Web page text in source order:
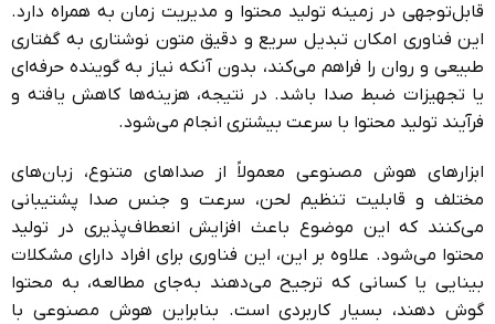
قابل‌توجهی در زمینه تولید محتوا و مدیریت زمان به همراه دارد.
این فناوری امکان تبدیل سریع و دقیق متون نوشتاری به گفتاری
طبیعی و روان را فراهم می‌کند، بدون آنکه نیاز به گوینده حرفه‌ای
یا تجهیزات ضبط صدا باشد. در نتیجه، هزینه‌ها کاهش یافته و
فرآیند تولید محتوا با سرعت بیشتری انجام می‌شود.
ابزارهای هوش مصنوعی معمولاً از صداهای متنوع، زبان‌های
مختلف و قابلیت تنظیم لحن، سرعت و جنس صدا پشتیبانی
می‌کنند که این موضوع باعث افزایش انعطاف‌پذیری در تولید
محتوا می‌شود. علاوه بر این، این فناوری برای افراد دارای مشکلات
بینایی یا کسانی که ترجیح می‌دهند به‌جای مطالعه، به محتوا
گوش دهند، بسیار کاربردی است. بنابراین هوش مصنوعی با